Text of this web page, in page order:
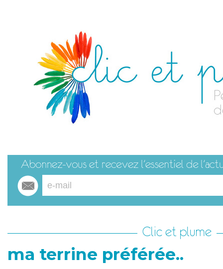
Clic et plume
ma terrine préférée..